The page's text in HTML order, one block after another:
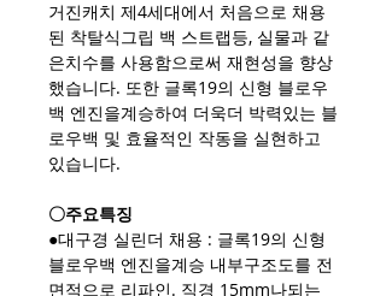
거진캐치 제4세대에서 처음으로 채용
된 착탈식그립 백 스트랩등, 실물과 같
은치수를 사용함으로써 재현성을 향상
했습니다. 또한 글록19의 신형 블로우
백 엔진을계승하여 더욱더 박력있는 블
로우백 및 효율적인 작동을 실현하고
있습니다.
〇주요특징
●대구경 실린더 채용 : 글록19의 신형
블로우백 엔진을계승 내부구조도를 전
면적으로 리파인. 직경 15mm나되는